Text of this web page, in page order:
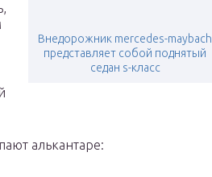
Внедорожник mercedes-maybach
представляет собой поднятый
седан s-класс
алькантаре: